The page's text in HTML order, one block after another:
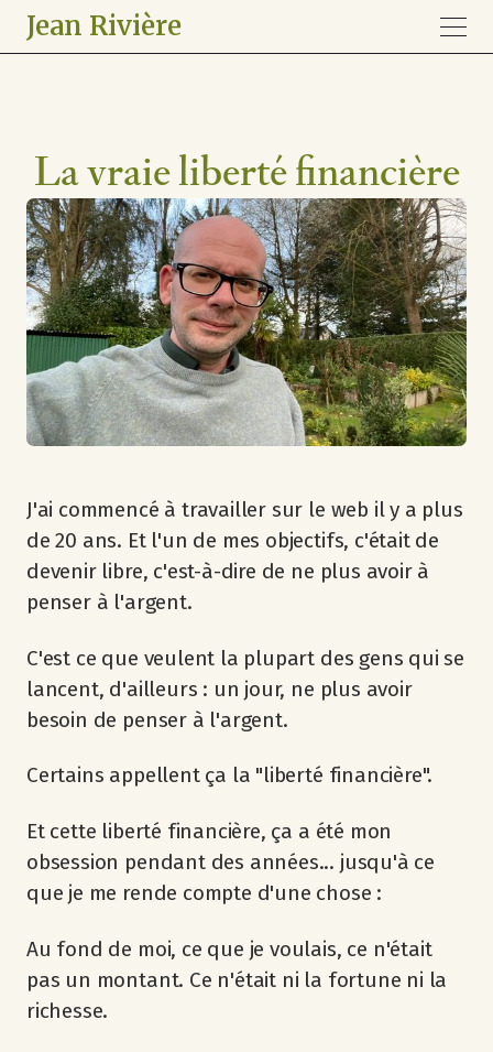
Jean Rivière
La vraie liberté financière
J'ai commencé à travailler sur le web il y a plus
de 20 ans. Et l'un de mes objectifs, c'était de
devenir libre, c'est-à-dire de ne plus avoir à
penser à l'argent.
C'est ce que veulent la plupart des gens qui se
lancent, d'ailleurs : un jour, ne plus avoir
besoin de penser à l'argent.
Certains appellent ça la "liberté financière".
Et cette liberté financière, ça a été mon
obsession pendant des années... jusqu'à ce
que je me rende compte d'une chose :
Au fond de moi, ce que je voulais, ce n'était
pas un montant. Ce n'était ni la fortune ni la
richesse.